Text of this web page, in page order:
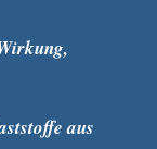
aus